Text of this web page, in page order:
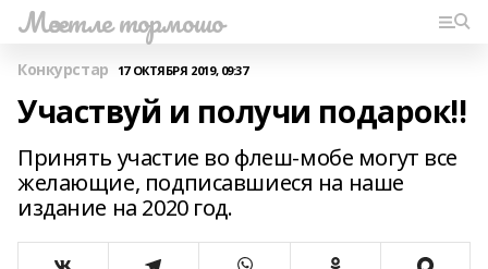
Мәсетле тормошо
Конкурстар 17 ОКТЯБРЯ 2019, 09:37
Участвуй и получи подарок!!
Принять участие во флеш-мобе могут все
желающие, подписавшиеся на наше
издание на 2020 год.